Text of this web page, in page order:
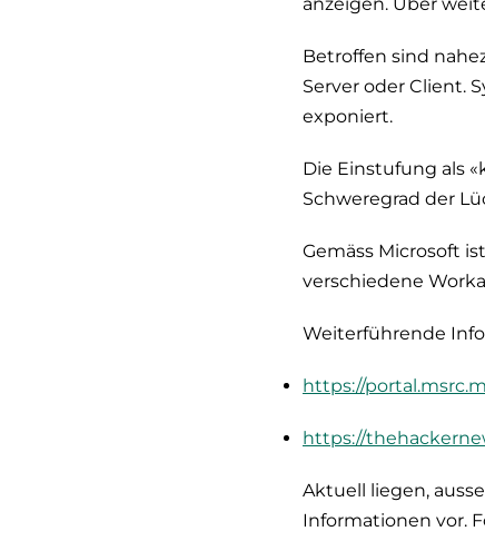
Betroffen sind
Server oder Client.
exponiert.
Die Einstufung als
Schweregrad der
Gemäss Microsoft
verschiedene
Weiterführende
https://
https://
Aktuell liegen,
Informationen vor.